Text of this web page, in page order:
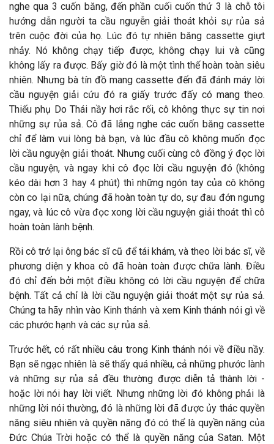
nghe qua 3 cuốn băng, đến phần cuối cuốn thứ 3 là chỗ tôi
hướng dẫn người ta cầu nguyễn giải thoát khỏi sự rủa sả
trên cuộc đời của họ. Lúc đó tự nhiên băng cassette giựt
nhảy. Nó không chạy tiếp được, không chạy lui và cũng
không lấy ra được. Bấy giờ đó là một tình thế hoàn toàn siêu
nhiên. Nhưng bà tín đồ mang cassette đến đã đánh máy lời
cầu nguyện giải cứu đó ra giấy trước đấy có mang theo.
Thiếu phụ Do Thái nầy hơi rắc rối, cô không thực sự tin nơi
những sự rủa sả. Cô đã lắng nghe các cuốn băng cassette
chỉ để làm vui lòng bà bạn, và lúc đầu cô không muốn đọc
lời cầu nguyện giải thoát. Nhưng cuối cùng cô đồng ý đọc lời
cầu nguyện, và ngay khi cô đọc lời cầu nguyện đó (không
kéo dài hơn 3 hay 4 phút) thì những ngón tay của cô không
còn co lại nữa, chúng đã hoàn toàn tự do, sự đau đớn ngưng
ngay, và lúc cô vừa đọc xong lời cầu nguyện giải thoát thì cô
hoàn toàn lành bệnh.
Rồi cô trở lại ông bác sĩ cũ để tái khám, và theo lời bác sĩ, về
phương diện y khoa cô đã hoàn toàn được chữa lành. Điều
đó chỉ đến bởi một điều không có lời cầu nguyện để chữa
bệnh. Tất cả chỉ là lời cầu nguyện giải thoát một sự rủa sả.
Chúng ta hãy nhìn vào Kinh thánh và xem Kinh thánh nói gì về
các phước hạnh và các sự rủa sả.
Trước hết, có rất nhiều câu trong Kinh thánh nói về điều nầy.
Bạn sẽ ngạc nhiên là sẽ thấy quá nhiều, cả những phước lành
và những sự rủa sả đều thường được diễn tả thành lời -
hoặc lời nói hay lời viết. Nhưng những lời đó không phải là
những lời nói thường, đó là những lời đã được ủy thác quyền
năng siêu nhiên và quyền năng đó có thể là quyền năng của
Đức Chúa Trời hoặc có thể là quyền năng của Satan. Một